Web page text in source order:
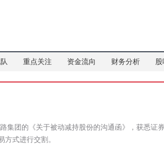
重点关注 资金流向 财务分析
集团的《关于被动减持股份的沟通函》，获悉证
式进行交割。